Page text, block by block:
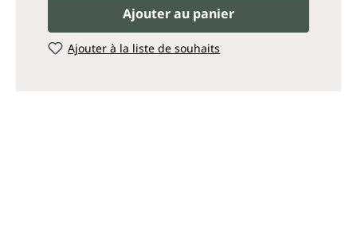
Ajouter au panier
Ajouter à la liste de souhaits